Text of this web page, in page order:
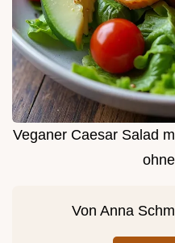
Veganer Caesar Salad
Von Anna